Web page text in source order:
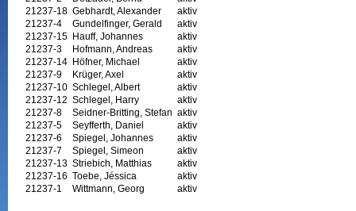
21237-18 Gebhardt, Alexander
aktiv
21237-4
Gundelfinger, Gerald
aktiv
21237-15 Hauff, Johannes
aktiv
21237-3
Hofmann, Andreas
aktiv
21237-14 Höfner, Michael
aktiv
21237-9
Krüger, Axel
aktiv
21237-10 Schlegel, Albert
aktiv
21237-12 Schlegel, Harry
aktiv
21237-8
Seidner-Britting, Stefan aktiv
21237-5
Seyfferth, Daniel
aktiv
21237-6
Spiegel, Johannes
aktiv
21237-7
Spiegel, Simeon
aktiv
21237-13 Striebich, Matthias
aktiv
21237-16 Toebe, Jéssica
aktiv
21237-1
Wittmann, Georg aktiv